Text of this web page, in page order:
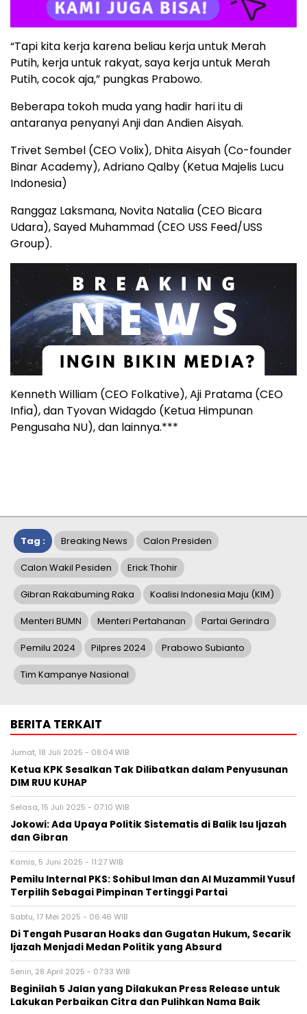
“Tapi kita kerja karena beliau kerja untuk Merah
Putih, kerja untuk rakyat, saya kerja untuk Merah
Putih, cocok aja,” pungkas Prabowo.
Beberapa tokoh muda yang hadir hari itu di
antaranya penyanyi Anji dan Andien Aisyah.
Trivet Sembel (CEO Volix), Dhita Aisyah (Co-founder
Binar Academy), Adriano Qalby (Ketua Majelis Lucu
Indonesia)
Ranggaz Laksmana, Novita Natalia (CEO Bicara
Udara), Sayed Muhammad (CEO USS Feed/USS
Group).
Kenneth William (CEO Folkative), Aji Pratama (CEO
Infia), dan Tyovan Widagdo (Ketua Himpunan
Pengusaha NU), dan lainnya.***
Tag : Breaking News Calon Presiden
Calon Wakil Pesiden Erick Thohir
Gibran Rakabuming Raka Koalisi Indonesia Maju (KIM)
Menteri BUMN Menteri Pertahanan Partai Gerindra
Pemilu 2024 Pilpres 2024 Prabowo Subianto
Tim Kampanye Nasional
BERITA TERKAIT
Jumat, 18 Juli 2025 - 08:04 WIB
Ketua KPK Sesalkan Tak Dilibatkan dalam Penyusunan
DIM RUU KUHAP
Selasa, 15 Juli 2025 - 07:10 WIB
Jokowi: Ada Upaya Politik Sistematis di Balik Isu Ijazah
dan Gibran
Kamis, 5 Juni 2025 - 11:27 WIB
Pemilu Internal PKS: Sohibul Iman dan Al Muzammil Yusuf
Terpilih Sebagai Pimpinan Tertinggi Partai
Sabtu, 17 Mei 2025 - 06:46 WIB
Di Tengah Pusaran Hoaks dan Gugatan Hukum, Secarik
Ijazah Menjadi Medan Politik yang Absurd
Senin, 28 April 2025 - 07:33 WIB
Beginilah 5 Jalan yang Dilakukan Press Release untuk
Lakukan Perbaikan Citra dan Pulihkan Nama Baik